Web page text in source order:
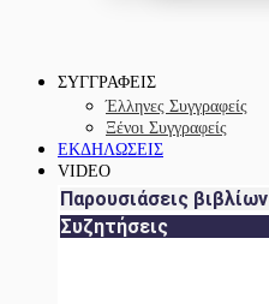
ΣΥΓΓΡΑΦΕΙΣ
Έλληνες Συγγραφείς
Ξένοι Συγγραφείς
ΕΚΔΗΛΩΣΕΙΣ
VIDEO
Παρουσιάσεις βιβλίων
Συζητήσεις